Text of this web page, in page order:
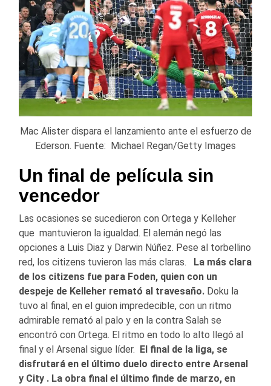
Mac Alister dispara el lanzamiento ante el esfuerzo de
Ederson. Fuente: Michael Regan/Getty Images
Un final de película sin
vencedor
Las ocasiones se sucedieron con Ortega y Kelleher
que mantuvieron la igualdad. El alemán negó las
opciones a Luis Diaz y Darwin Núñez. Pese al torbellino
red, los citizens tuvieron las más claras. La más clara
de los citizens fue para Foden, quien con un
despeje de Kelleher remató al travesaño. Doku la
tuvo al final, en el guion impredecible, con un ritmo
admirable remató al palo y en la contra Salah se
encontró con Ortega. El ritmo en todo lo alto llegó al
final y el Arsenal sigue líder. El final de la liga, se
disfrutará en el último duelo directo entre Arsenal
y City . La obra final el último finde de marzo, en